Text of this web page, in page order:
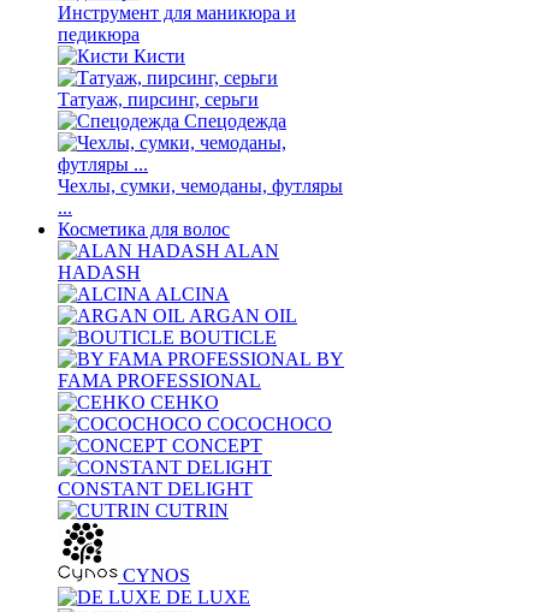
Инструмент для маникюра и
педикюра
Кисти
Татуаж, пирсинг, серьги
Спецодежда
Чехлы, сумки, чемоданы, футляры
...
Косметика для волос
ALAN
HADASH
ALCINA
ARGAN OIL
BOUTICLE
BY
FAMA PROFESSIONAL
CEHKO
COCOCHOCO
CONCEPT
CONSTANT DELIGHT
CUTRIN
CYNOS
DE LUXE